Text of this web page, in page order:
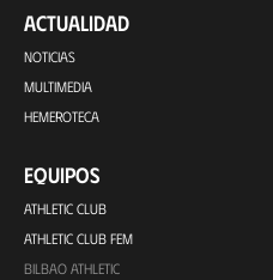
ACTUALIDAD
NOTICIAS
MULTIMEDIA
HEMEROTECA
EQUIPOS
ATHLETIC CLUB
ATHLETIC CLUB FEM
BILBAO ATHLETIC